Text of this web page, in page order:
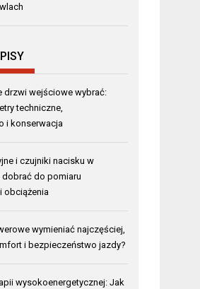
drzwi wejściowe wybrać:
techniczne,
i konserwacja
i czujniki nacisku w
dobrać do pomiaru
obciążenia
wymieniać najczęściej,
i bezpieczeństwo jazdy?
wysokoenergetycznej: Jak